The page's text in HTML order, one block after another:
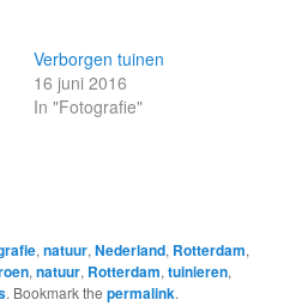
Verborgen tuinen
16 juni 2016
In "Fotografie"
,natuur,Nederland, Rotterdam,
,natuur, Rotterdam,tuinieren,
. Bookmark thepermalink.